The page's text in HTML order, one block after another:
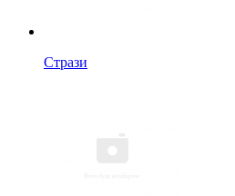
Стрази